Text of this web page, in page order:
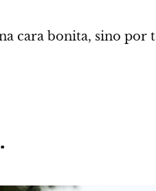
cara bonita, sino por